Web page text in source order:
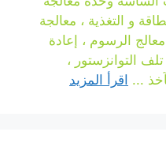
و التغذية ، معالجة
الرسوم ، إعادة
التوانزستور ،
... اقرأ المزيد